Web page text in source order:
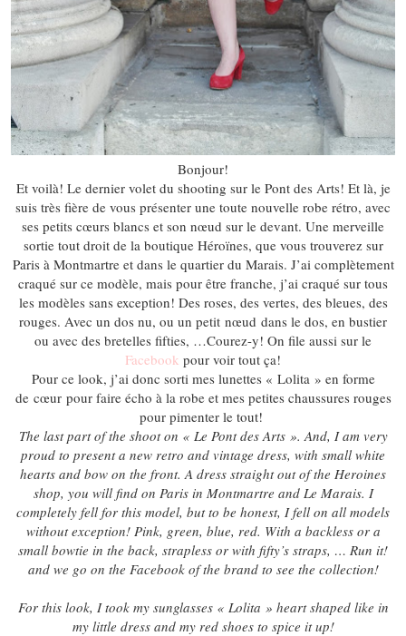
Bonjour!
Et voilà! Le dernier volet du shooting sur le Pont des Arts! Et là, je
suis très fière de vous présenter une toute nouvelle robe rétro, avec
ses petits cœurs blancs et son nœud sur le devant. Une merveille
sortie tout droit de la boutique Héroïnes, que vous trouverez sur
Paris à Montmartre et dans le quartier du Marais. J’ai complètement
craqué sur ce modèle, mais pour être franche, j’ai craqué sur tous
les modèles sans exception! Des roses, des vertes, des bleues, des
rouges. Avec un dos nu, ou un petit nœud dans le dos, en bustier
ou avec des bretelles fifties, …Courez-y! On file aussi sur le
Facebook pour voir tout ça!
Pour ce look, j’ai donc sorti mes lunettes « Lolita » en forme
de cœur pour faire écho à la robe et mes petites chaussures rouges
pour pimenter le tout!
The last part of the shoot on « Le Pont des Arts ». And, I am very
proud to present a new retro and vintage dress, with small white
hearts and bow on the front. A dress straight out of the Heroines
shop, you will find on Paris in Montmartre and Le Marais. I
completely fell for this model, but to be honest, I fell on all models
without exception! Pink, green, blue, red. With a backless or a
small bowtie in the back, strapless or with fifty’s straps, … Run it!
and we go on the Facebook of the brand to see the collection!
For this look, I took my sunglasses « Lolita » heart shaped like in
my little dress and my red shoes to spice it up!